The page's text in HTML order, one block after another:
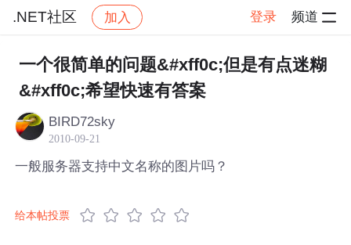
.NET社区 加入 登录 频道
社区 .NET社区 帖子详情
一个很简单的问题&#xff0c;但是有点迷糊
&#xff0c;希望快速有答案
BIRD72sky
2010-09-21
一般服务器支持中文名称的图片吗？
给本帖投票